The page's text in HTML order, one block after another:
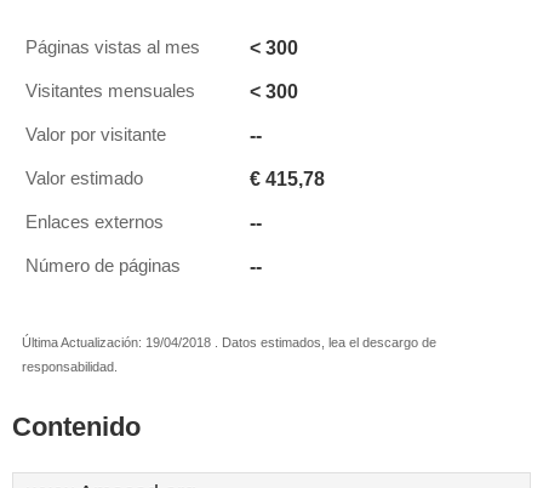
Páginas vistas al mes < 300
Visitantes mensuales < 300
Valor por visitante --
Valor estimado € 415,78
Enlaces externos --
Número de páginas --
Última Actualización: 19/04/2018 . Datos estimados, lea el descargo de
responsabilidad.
Contenido